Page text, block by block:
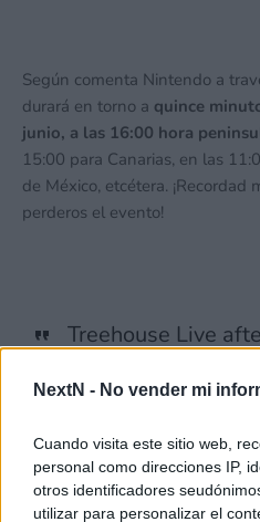
NextN - No vender mi
Cuando visita este sitio web,
personal como direcciones IP,
otros identificadores
utilizar para personalizar el
Según comenta Nintendo a
durará en torno a quince
junio, a las 16:00 hora
15:00 para Canarias, en las
de México, etcétera. ¡Recordad
perderos el evento!
Treehouse Live
long
—Wario64
2026-06-